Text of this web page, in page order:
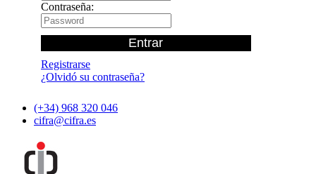
Contraseña:
Registrarse
¿Olvidó su contraseña?
(+34) 968 320 046
cifra@cifra.es